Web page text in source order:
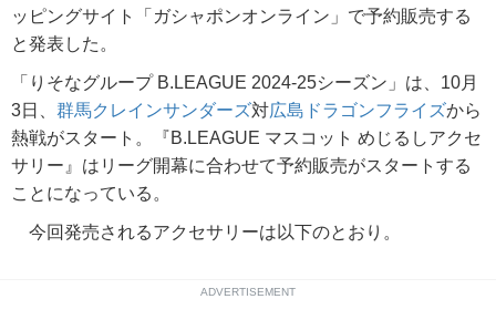
ッピングサイト「ガシャポンオンライン」で予約販売する
と発表した。
「りそなグループ B.LEAGUE 2024-25シーズン」は、10月
3日、 群馬クレインサンダーズ対広島ドラゴンフライズから
熱戦がスタート。『B.LEAGUE マスコット めじるしアクセ
サリー』はリーグ開幕に合わせて予約販売がスタートする
ことになっている。
今回発売されるアクセサリーは以下のとおり。
ADVERTISEMENT